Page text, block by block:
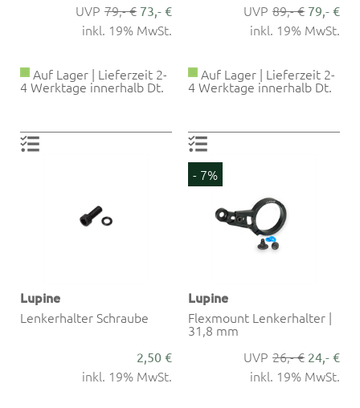
79,- € 73,- €
inkl. 19% MwSt.
Auf Lager | Lieferzeit 2-
4 Werktage innerhalb Dt.
89,- € 79,- €
inkl. 19% MwSt.
Auf Lager | Lieferzeit 2-
4 Werktage innerhalb Dt.
Lupine
Lenkerhalter Schraube
2,50 €
inkl. 19% MwSt.
- 7%
Lupine
Flexmount Lenkerhalter |
31,8 mm
26,- € 24,- €
inkl. 19% MwSt.